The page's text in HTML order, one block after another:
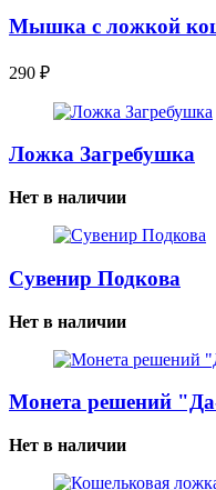
Мышка с ложкой
290 ₽
Ложка Загребушка
Нет в наличии
Сувенир Подкова
Нет в наличии
Монета решений
Нет в наличии